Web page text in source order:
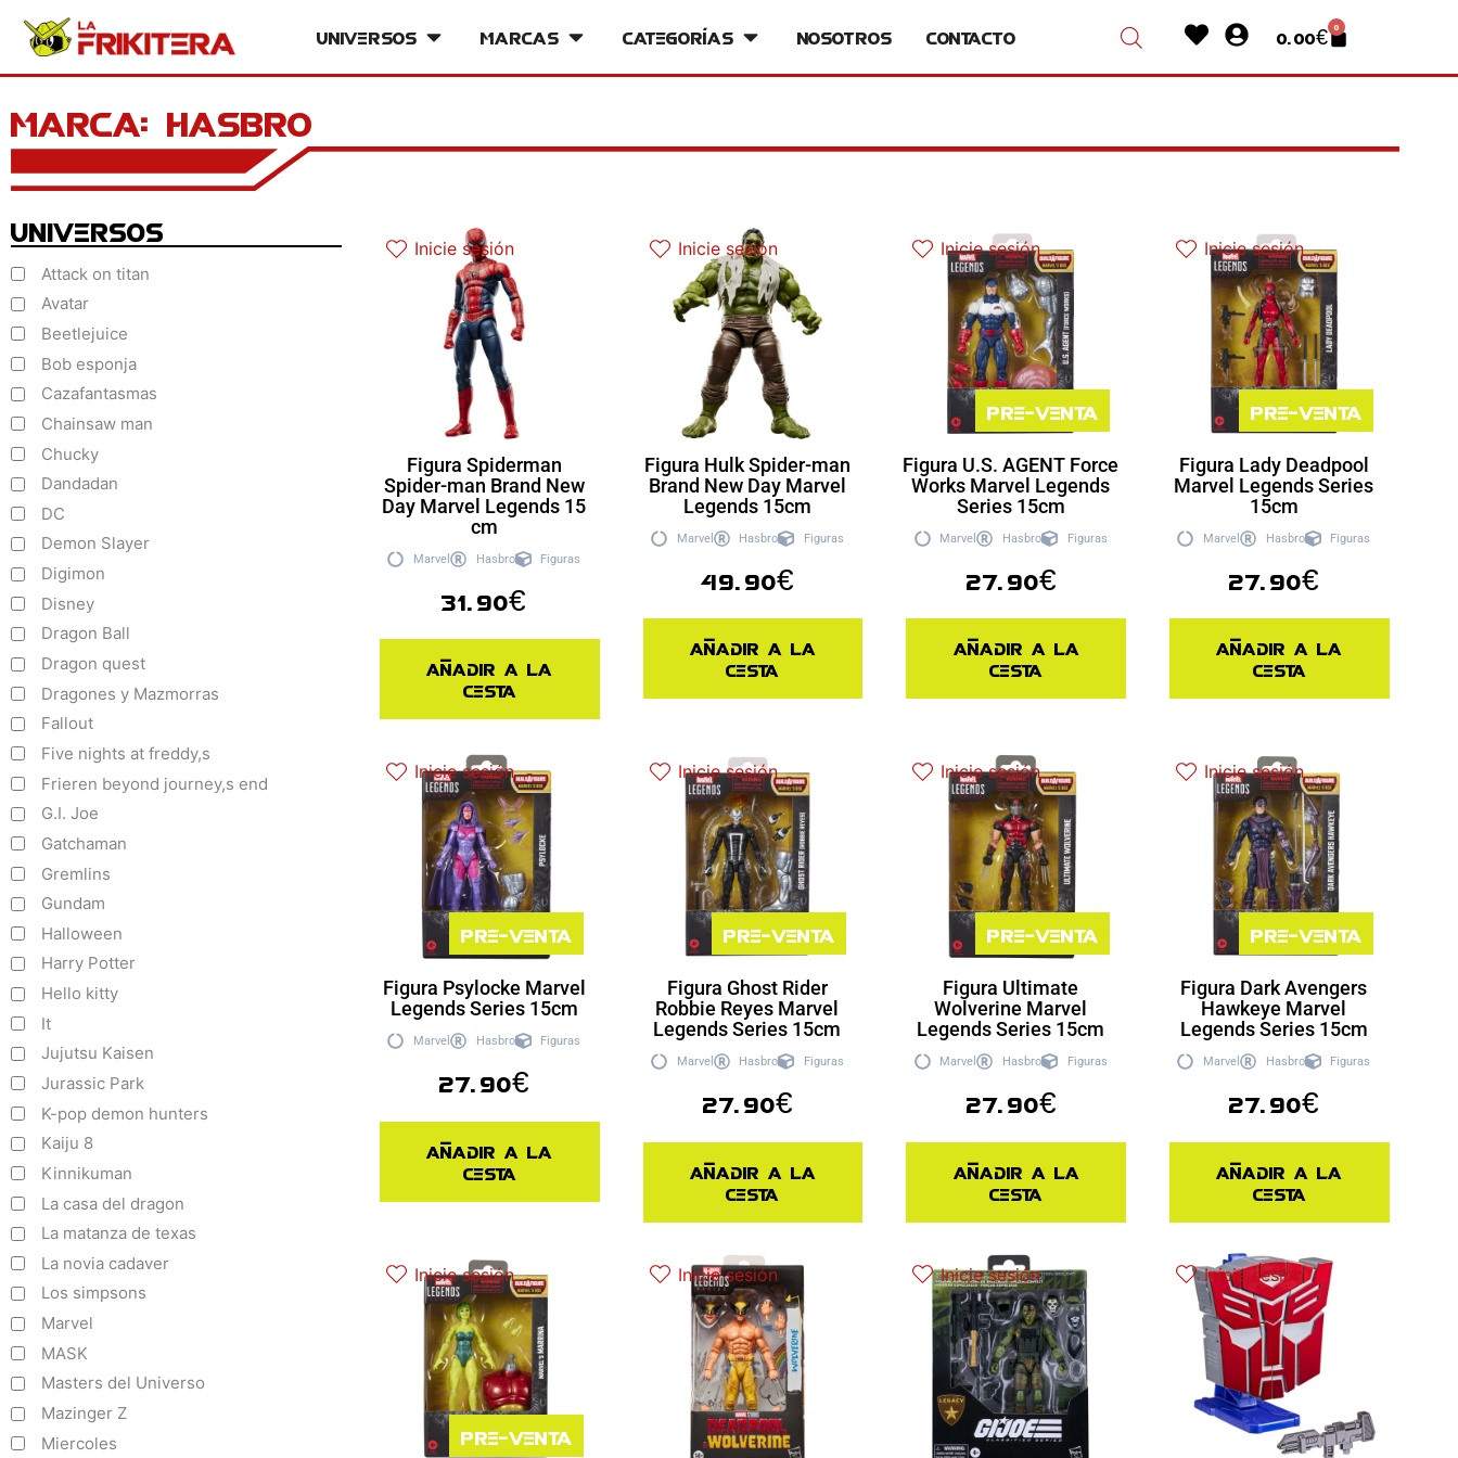
contenido
Universos Open Universos
Marcas Open MarcasCategorías Open Categorías
Nosotros Contacto HeartUser-
circle
0.00€ 0
Cart
Marca: hasbro
Universos
Attack on titan
Avatar
Beetlejuice
Bob esponja
Cazafantasmas
Chainsaw man
Chucky
Dandadan
DC
Demon Slayer
Digimon
Disney
Dragon Ball
Dragon quest
Dragones y Mazmorras
Fallout
Five nights at freddy,s
Frieren beyond journey,s end
G.I. Joe
Gatchaman
Gremlins
Gundam
Halloween
Harry Potter
Hello kitty
It
Jujutsu Kaisen
Jurassic Park
K-pop demon hunters
Kaiju 8
Kinnikuman
La casa del dragon
La matanza de texas
La novia cadaver
Los simpsons
Marvel
MASK
Masters del Universo
Mazinger Z
Miercoles
Inicie sesión
Figura Spiderman
Spider-man Brand New
Day Marvel Legends 15
cm
Marvel Hasbro Figuras
31.90€
Añadir a la
cesta
Inicie sesión
Figura Hulk Spider-man
Brand New Day Marvel
Legends 15cm
Marvel Hasbro Figuras
49.90€
Añadir a la
cesta
Inicie sesión
Pre-venta
Figura U.S. AGENT Force
Works Marvel Legends
Series 15cm
Marvel Hasbro Figuras
27.90€
Añadir a la
cesta
Inicie sesión
Pre-venta
Figura Lady Deadpool
Marvel Legends Series
15cm
Marvel Hasbro Figuras
27.90€
Añadir a la
cesta
Inicie sesión
Pre-venta
Figura Psylocke Marvel
Legends Series 15cm
Marvel Hasbro Figuras
27.90€
Añadir a la
cesta
Inicie sesión
Pre-venta
Figura Ghost Rider
Robbie Reyes Marvel
Legends Series 15cm
Marvel Hasbro Figuras
27.90€
Añadir a la
cesta
Inicie sesión
Pre-venta
Figura Ultimate
Wolverine Marvel
Legends Series 15cm
Marvel Hasbro Figuras
27.90€
Añadir a la
cesta
Inicie sesión
Pre-venta
Figura Dark Avengers
Hawkeye Marvel
Legends Series 15cm
Marvel Hasbro Figuras
27.90€
Añadir a la
cesta
Inicie sesión
Pre-venta
Inicie sesión Inicie sesión Inicie sesión